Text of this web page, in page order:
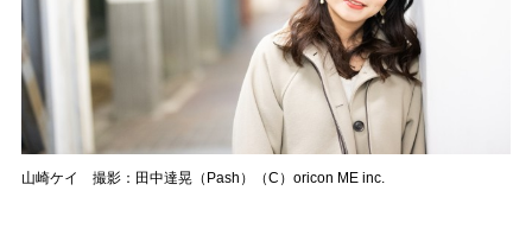
山崎ケイ 撮影：田中達晃（Pash）（C）oricon ME inc.